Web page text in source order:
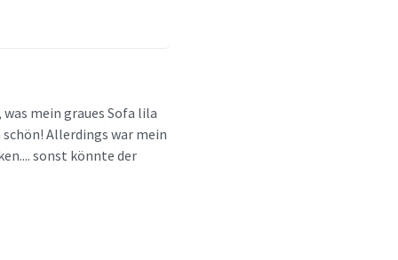
mein graues Sofa lila
Allerdings war mein
sonst könnte der